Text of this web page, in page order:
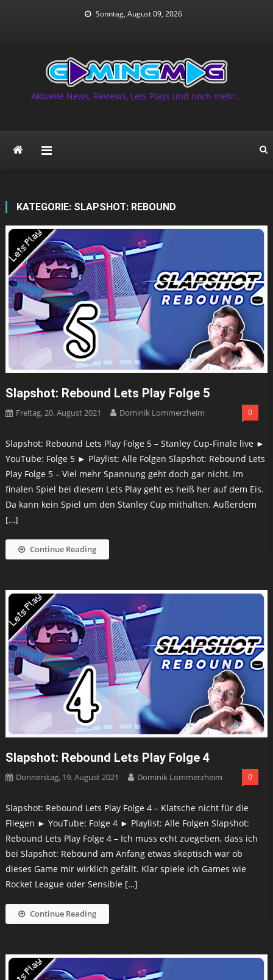
Sonntag, August 09, 2026
Aktuelle News, Reviews, Lets Plays und noch mehr…
KATEGORIE: SLAPSHOT: REBOUND
Slapshot: Rebound Lets Play Folge 5
Freitag, 20. August 2021 Dominik Lommerzheim 0
Slapshot: Rebound Lets Play Folge 5 – Stanley Cup-Finale live ►
YouTube: Folge 5 ► Playlist: Alle Folgen Slapshot: Rebound Lets
Play Folge 5 – Viel mehr Spannung geht doch gar nicht. Im
finalen Spiel bei diesem Lets Play geht es heiß her auf dem Eis.
Da kann kein Spiel um den Stanley Cup mithalten. Außerdem
[…]
Continue Reading
Slapshot: Rebound Lets Play Folge 4
Donnerstag, 19. August 2021 Dominik Lommerzheim 0
Slapshot: Rebound Lets Play Folge 4 – Klatsche nicht für die
Fliegen ► YouTube: Folge 4 ► Playlist: Alle Folgen Slapshot:
Rebound Lets Play Folge 4 – Ich muss echt zuegeben, dass ich
bei Slapshot: Rebound am Anfang etwas skeptisch war ob
dieses Game mir wirklich gefällt. Klar spiele ich Games wie
Rocket League oder Sensible […]
Continue Reading